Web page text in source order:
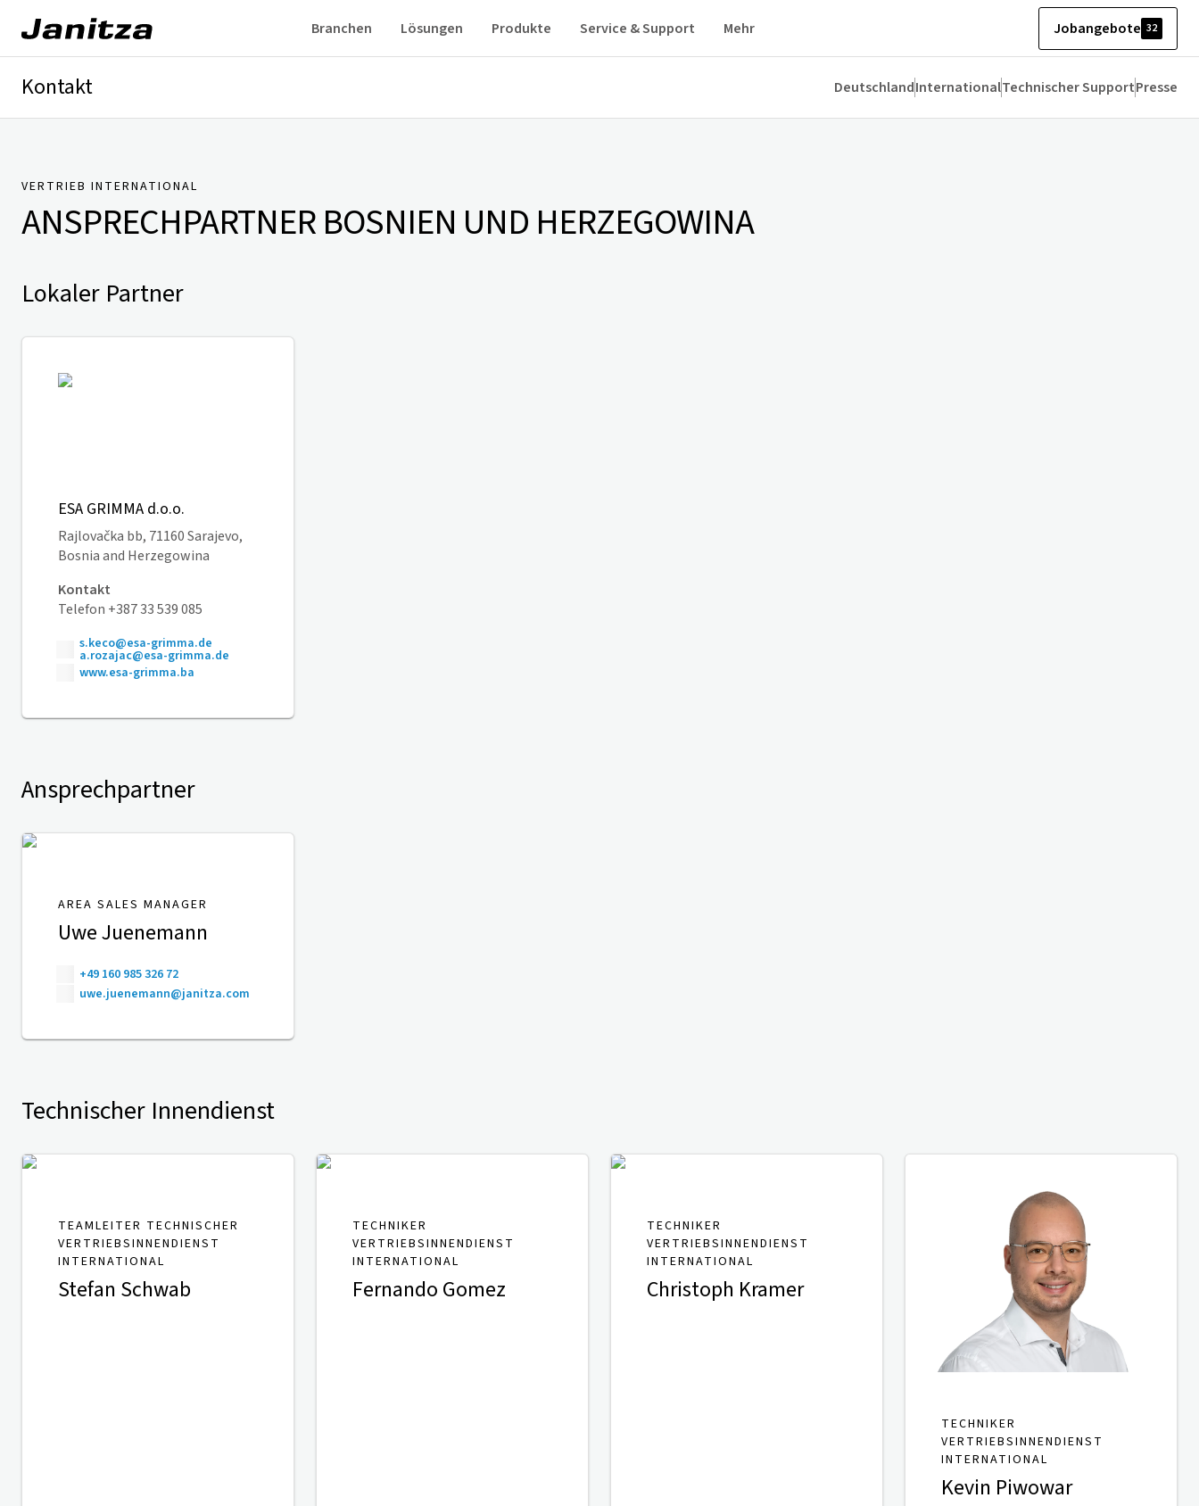
Branchen Lösungen Produkte Service & Support Mehr Jobangebote 32
Kontakt DeutschlandInternationalTechnischer SupportPresse
VERTRIEB INTERNATIONAL
ANSPRECHPARTNERBOSNIEN UND HERZEGOWINA
Lokaler Partner
ESA GRIMMA d.o.o.
Rajlovačka bb, 71160 Sarajevo,
Bosnia and Herzegowina
Kontakt
Telefon +387 33 539 085
s.keco@esa-grimma.de
a.rozajac@esa-grimma.de
www.esa-grimma.ba
Ansprechpartner
AREA SALES MANAGER
Uwe Juenemann
+49 160 985 326 72
uwe.juenemann@janitza.com
Technischer Innendienst
TEAMLEITER TECHNISCHER
VERTRIEBSINNENDIENST
INTERNATIONAL
Stefan Schwab
TECHNIKER
VERTRIEBSINNENDIENST
INTERNATIONAL
Fernando Gomez
TECHNIKER
VERTRIEBSINNENDIENST
INTERNATIONAL
Christoph Kramer
TECHNIKER
VERTRIEBSINNENDIENST
INTERNATIONAL
Kevin Piwowar